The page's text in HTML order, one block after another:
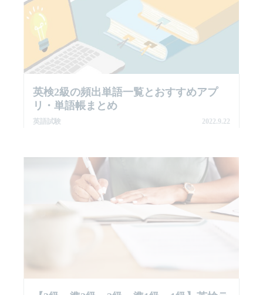
英検2級の頻出単語一覧とおすすめアプ
リ・単語帳まとめ
英語試験 2022.9.22